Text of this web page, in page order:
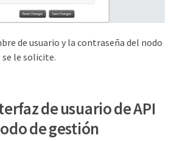
de usuario y la contraseña del nodo
le solicite.
de usuario de API
de gestión